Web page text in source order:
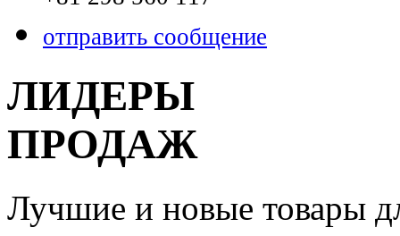
отправить сообщение
ЛИДЕРЫ
ПРОДАЖ
Лучшие и новые товары